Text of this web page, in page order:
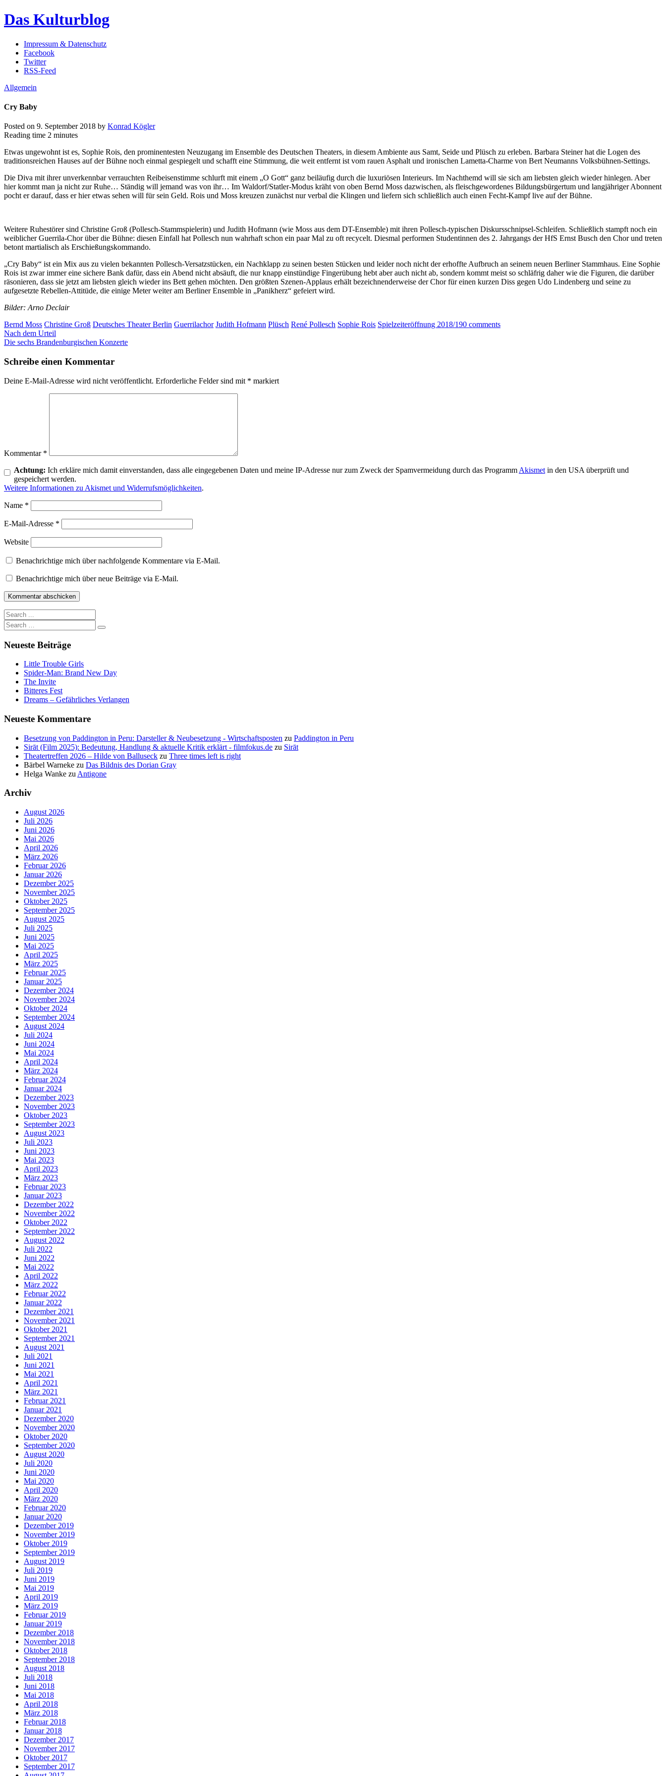
Das Kulturblog
Impressum & Datenschutz
Facebook
Twitter
RSS-Feed
Allgemein
Cry Baby
Posted on 9. September 2018 by Konrad Kögler
Reading time 2 minutes
Etwas ungewohnt ist es, Sophie Rois, den prominentesten Neuzugang im Ensemble des Deutschen Theaters, in diesem Ambiente aus Samt, Seide und Plüsch zu erleben. Barbara Steiner hat die Logen des
traditionsreichen Hauses auf der Bühne noch einmal gespiegelt und schafft eine Stimmung, die weit entfernt ist vom rauen Asphalt und ironischen Lametta-Charme von Bert Neumanns Volksbühnen-Settings.
Die Diva mit ihrer unverkennbar verrauchten Reibeisenstimme schlurft mit einem „O Gott“ ganz beiläufig durch die luxuriösen Interieurs. Im Nachthemd will sie sich am liebsten gleich wieder hinlegen. Aber
hier kommt man ja nicht zur Ruhe… Ständig will jemand was von ihr… Im Waldorf/Statler-Modus kräht von oben Bernd Moss dazwischen, als fleischgewordenes Bildungsbürgertum und langjähriger Abonnent
pocht er darauf, dass er hier etwas sehen will für sein Geld. Rois und Moss kreuzen zunächst nur verbal die Klingen und liefern sich schließlich auch einen Fecht-Kampf live auf der Bühne.
Weitere Ruhestörer sind Christine Groß (Pollesch-Stammspielerin) und Judith Hofmann (wie Moss aus dem DT-Ensemble) mit ihren Pollesch-typischen Diskursschnipsel-Schleifen. Schließlich stampft noch ein
weiblicher Guerrila-Chor über die Bühne: diesen Einfall hat Pollesch nun wahrhaft schon ein paar Mal zu oft recycelt. Diesmal performen Studentinnen des 2. Jahrgangs der HfS Ernst Busch den Chor und treten
betont martialisch als Erschießungskommando.
„Cry Baby“ ist ein Mix aus zu vielen bekannten Pollesch-Versatzstücken, ein Nachklapp zu seinen besten Stücken und leider noch nicht der erhoffte Aufbruch an seinem neuen Berliner Stammhaus. Eine Sophie
Rois ist zwar immer eine sichere Bank dafür, dass ein Abend nicht absäuft, die nur knapp einstündige Fingerübung hebt aber auch nicht ab, sondern kommt meist so schläfrig daher wie die Figuren, die darüber
räsonieren, dass sie jetzt am liebsten gleich wieder ins Bett gehen möchten. Den größten Szenen-Applaus erhält bezeichnenderweise der Chor für einen kurzen Diss gegen Udo Lindenberg und seine zu
aufgesetzte Rebellen-Attitüde, die einige Meter weiter am Berliner Ensemble in „Panikherz“ gefeiert wird.
Bilder: Arno Declair
Bernd Moss Christine Groß Deutsches Theater Berlin Guerrilachor Judith Hofmann Plüsch René Pollesch Sophie Rois Spielzeiteröffnung 2018/190 comments
Post
navigation
Nach dem Urteil
Die sechs Brandenburgischen Konzerte
Schreibe einen Kommentar
Deine E-Mail-Adresse wird nicht veröffentlicht. Erforderliche Felder sind mit * markiert
Kommentar *
Achtung: Ich erkläre mich damit einverstanden, dass alle eingegebenen Daten und meine IP-Adresse nur zum Zweck der Spamvermeidung durch das Programm Akismet in den USA überprüft und
gespeichert werden.
Weitere Informationen zu Akismet und Widerrufsmöglichkeiten.
Name *
E-Mail-Adresse *
Website
Benachrichtige mich über nachfolgende Kommentare via E-Mail.
Benachrichtige mich über neue Beiträge via E-Mail.
Neueste Beiträge
Little Trouble Girls
Spider-Man: Brand New Day
The Invite
Bitteres Fest
Dreams – Gefährliches Verlangen
Neueste Kommentare
Besetzung von Paddington in Peru: Darsteller & Neubesetzung - Wirtschaftsposten zu Paddington in Peru
Sirāt (Film 2025): Bedeutung, Handlung & aktuelle Kritik erklärt - filmfokus.de zu Sirāt
Theatertreffen 2026 – Hilde von Balluseck zu Three times left is right
Bärbel Warneke zu Das Bildnis des Dorian Gray
Helga Wanke zu Antigone
Archiv
August 2026
Juli 2026
Juni 2026
Mai 2026
April 2026
März 2026
Februar 2026
Januar 2026
Dezember 2025
November 2025
Oktober 2025
September 2025
August 2025
Juli 2025
Juni 2025
Mai 2025
April 2025
März 2025
Februar 2025
Januar 2025
Dezember 2024
November 2024
Oktober 2024
September 2024
August 2024
Juli 2024
Juni 2024
Mai 2024
April 2024
März 2024
Februar 2024
Januar 2024
Dezember 2023
November 2023
Oktober 2023
September 2023
August 2023
Juli 2023
Juni 2023
Mai 2023
April 2023
März 2023
Februar 2023
Januar 2023
Dezember 2022
November 2022
Oktober 2022
September 2022
August 2022
Juli 2022
Juni 2022
Mai 2022
April 2022
März 2022
Februar 2022
Januar 2022
Dezember 2021
November 2021
Oktober 2021
September 2021
August 2021
Juli 2021
Juni 2021
Mai 2021
April 2021
März 2021
Februar 2021
Januar 2021
Dezember 2020
November 2020
Oktober 2020
September 2020
August 2020
Juli 2020
Juni 2020
Mai 2020
April 2020
März 2020
Februar 2020
Januar 2020
Dezember 2019
November 2019
Oktober 2019
September 2019
August 2019
Juli 2019
Juni 2019
Mai 2019
April 2019
März 2019
Februar 2019
Januar 2019
Dezember 2018
November 2018
Oktober 2018
September 2018
August 2018
Juli 2018
Juni 2018
Mai 2018
April 2018
März 2018
Februar 2018
Januar 2018
Dezember 2017
November 2017
Oktober 2017
September 2017